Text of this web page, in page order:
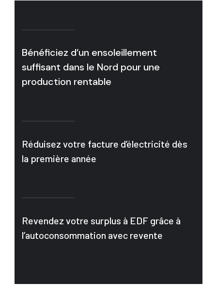
Bénéficiez d’un ensoleillement
suffisant dans le Nord pour une
production rentable
Réduisez votre facture d’électricité dès
la première année
Revendez votre surplus à EDF grâce à
l’autoconsommation avec revente